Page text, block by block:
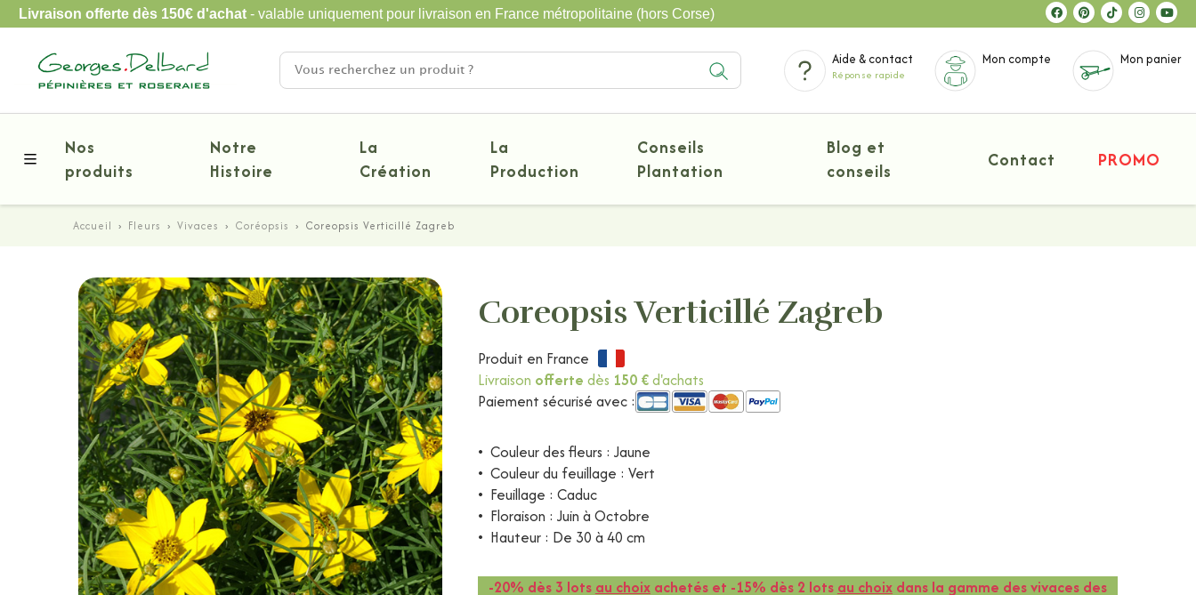
Livraison offerte dès 150€ d'achat - valable uniquement pour livraison en France métropolitaine (hors Corse)
Aide & contact
Réponse rapide
Mon compte Mon panier
Nos
produits
Notre
Histoire
La
Création
La
Production
Conseils
Plantation
Blog et
conseils
Contact PROMO
Accueil › Fleurs › Vivaces › Coréopsis › Coreopsis Verticillé Zagreb
Coreopsis Verticillé Zagreb
Produit en France
Livraison offerte dès 150 €d'achats
Paiement sécurisé avec :
• Couleur des fleurs : Jaune
• Couleur du feuillage : Vert
• Feuillage : Caduc
• Floraison : Juin à Octobre
• Hauteur : De 30 à 40 cm
-20% dès 3 lots au choixachetés et -15% dès 2 lots au choixdans la gamme des vivaces des